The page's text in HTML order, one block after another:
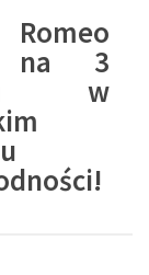
na 3
w